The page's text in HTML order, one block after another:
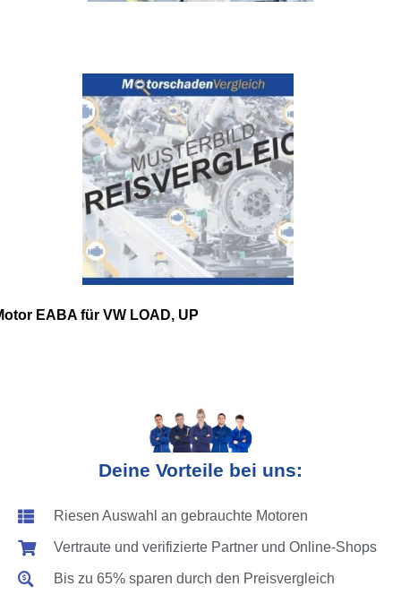
EABA für VW LOAD, UP
Deine Vorteile bei uns:
Riesen Auswahl an gebrauchte Motoren
Vertraute und verifizierte Partner und Online-Shops
Bis zu 65% sparen durch den Preisvergleich